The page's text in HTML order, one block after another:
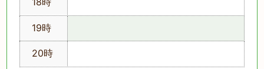
19時
20時